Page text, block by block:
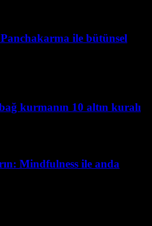
ile bütünsel
kurmanın 10 altın kuralı
Mindfulness ile anda